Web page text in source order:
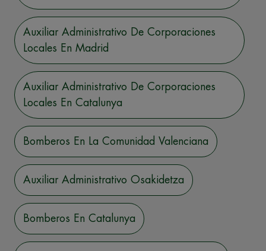
Auxiliar Administrativo De Corporaciones
Locales En Madrid
Auxiliar Administrativo De Corporaciones
Locales En Catalunya
Bomberos En La Comunidad Valenciana
Auxiliar Administrativo Osakidetza
Bomberos En Catalunya